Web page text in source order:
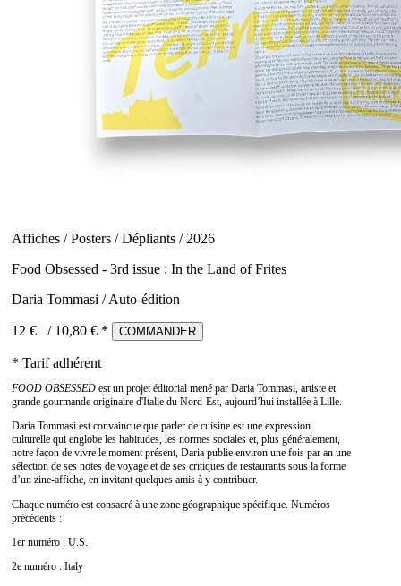
Affiches / Posters / Dépliants / 2026
Food Obsessed - 3rd issue : In the Land of Frites
Daria Tommasi / Auto-édition
12 € / 10,80 € * COMMANDER
* Tarif adhérent
FOOD OBSESSED est un projet éditorial mené par Daria Tommasi, artiste et
grande gourmande originaire d'Italie du Nord-Est, aujourd’hui installée à Lille.
Daria Tommasi est convaincue que parler de cuisine est une expression
culturelle qui englobe les habitudes, les normes sociales et, plus généralement,
notre façon de vivre le moment présent, Daria publie environ une fois par an une
sélection de ses notes de voyage et de ses critiques de restaurants sous la forme
d’un zine-affiche, en invitant quelques amis à y contribuer.
Chaque numéro est consacré à une zone géographique spécifique. Numéros
précédents :
1er numéro : U.S.
2e numéro : Italy